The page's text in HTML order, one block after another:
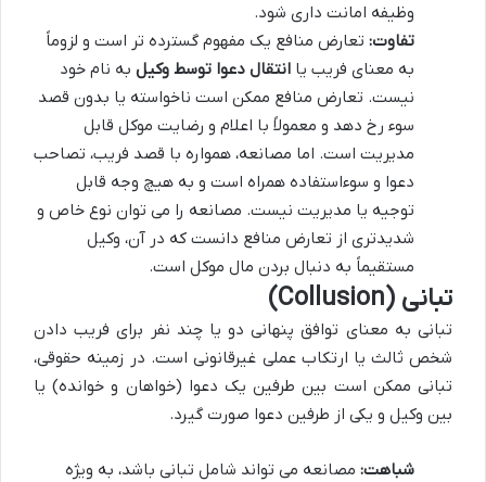
وظیفه امانت داری شود.
تفاوت: تعارض منافع یک مفهوم گسترده تر است و لزوماً
به معنای فریب یا انتقال دعوا توسط وکیل به نام خود
نیست. تعارض منافع ممکن است ناخواسته یا بدون قصد
سوء رخ دهد و معمولاً با اعلام و رضایت موکل قابل
مدیریت است. اما مصانعه، همواره با قصد فریب، تصاحب
دعوا و سوءاستفاده همراه است و به هیچ وجه قابل
توجیه یا مدیریت نیست. مصانعه را می توان نوع خاص و
شدیدتری از تعارض منافع دانست که در آن، وکیل
مستقیماً به دنبال بردن مال موکل است.
تبانی (Collusion)
تبانی به معنای توافق پنهانی دو یا چند نفر برای فریب دادن
شخص ثالث یا ارتکاب عملی غیرقانونی است. در زمینه حقوقی،
تبانی ممکن است بین طرفین یک دعوا (خواهان و خوانده) یا
بین وکیل و یکی از طرفین دعوا صورت گیرد.
شباهت: مصانعه می تواند شامل تبانی باشد، به ویژه